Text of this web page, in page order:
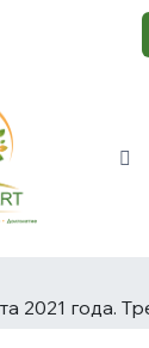
обратной связи